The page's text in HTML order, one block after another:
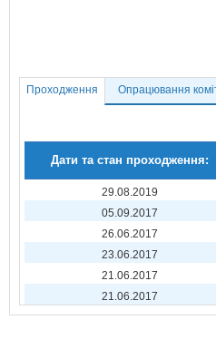
Проходження Опрацювання
Дати та стан проходження:
29.08.2019
05.09.2017
26.06.2017
23.06.2017
21.06.2017
21.06.2017